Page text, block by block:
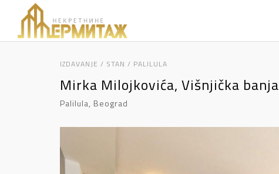
IZDAVANJE / STAN / PALILULA
Mirka Milojkovića, Višnjička banja
Palilula, Beograd